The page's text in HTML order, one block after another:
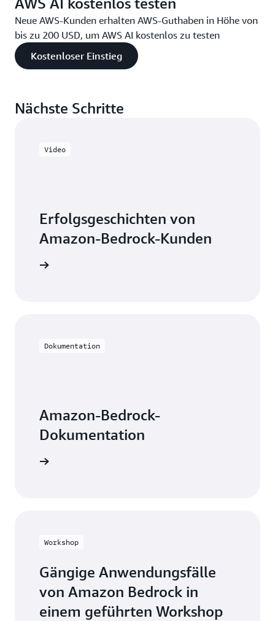
Neue AWS-Kunden erhalten AWS-Guthaben in Höhe von
bis zu 200 USD, um AWS AI kostenlos zu testen
Kostenloser Einstieg
Nächste Schritte
Video
Erfolgsgeschichten von
Amazon-Bedrock-Kunden
Dokumentation
Amazon-Bedrock-
Dokumentation
Workshop
Gängige Anwendungsfälle
von Amazon Bedrock in
einem geführten Workshop